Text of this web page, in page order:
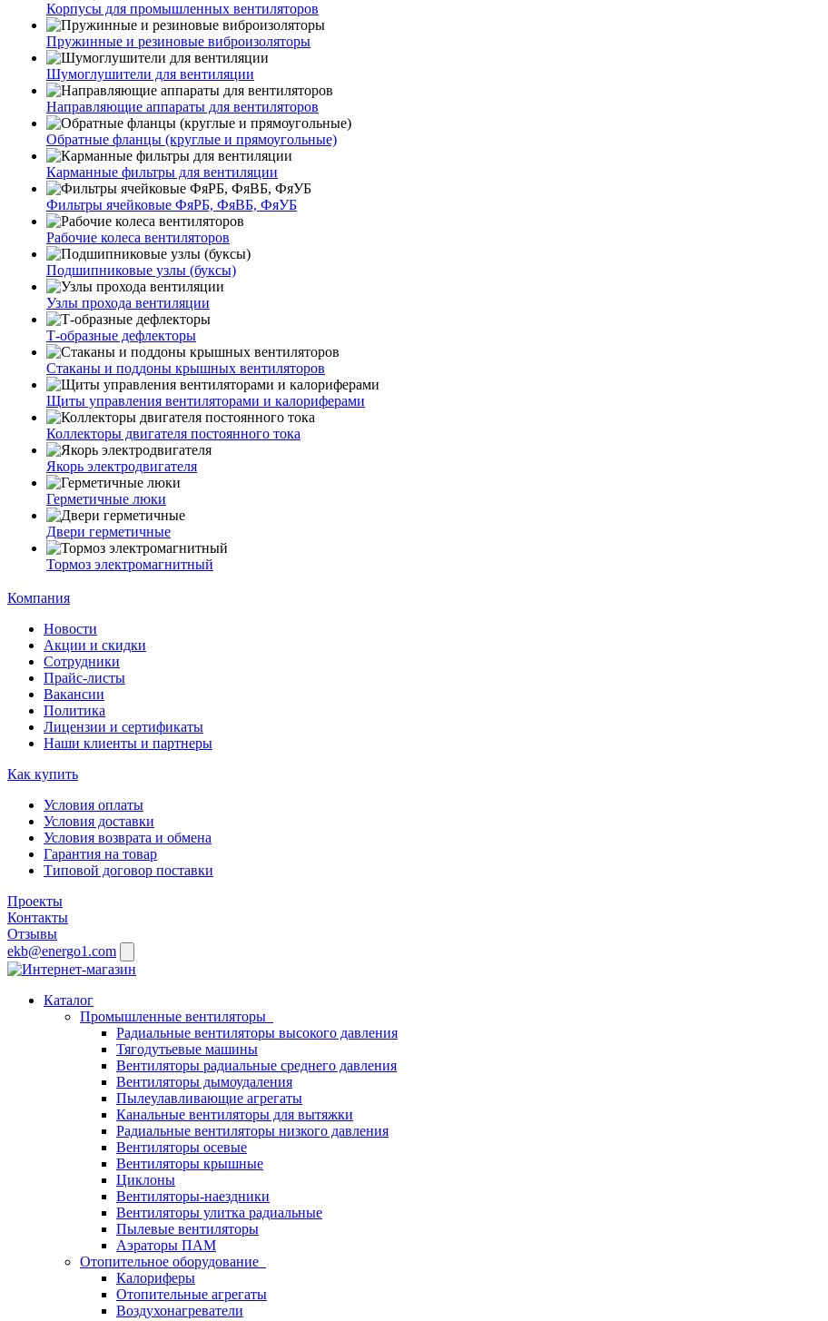
Корпусы для промышленных вентиляторов
Пружинные и резиновые виброизоляторы
Шумоглушители для вентиляции
Направляющие аппараты для вентиляторов
Обратные фланцы (круглые и прямоугольные)
Карманные фильтры для вентиляции
Фильтры ячейковые ФяРБ, ФяВБ, ФяУБ
Рабочие колеса вентиляторов
Подшипниковые узлы (буксы)
Узлы прохода вентиляции
Т-образные дефлекторы
Стаканы и поддоны крышных вентиляторов
Щиты управления вентиляторами и калориферами
Коллекторы двигателя постоянного тока
Якорь электродвигателя
Герметичные люки
Двери герметичные
Тормоз электромагнитный
Компания
Новости
Акции и скидки
Сотрудники
Прайс-листы
Вакансии
Политика
Лицензии и сертификаты
Наши клиенты и партнеры
Как купить
Условия оплаты
Условия доставки
Условия возврата и обмена
Гарантия на товар
Типовой договор поставки
Проекты
Контакты
Отзывы
ekb@energo1.com
Каталог
Промышленные вентиляторы
Радиальные вентиляторы высокого давления
Тягодутьевые машины
Вентиляторы радиальные среднего давления
Вентиляторы дымоудаления
Пылеулавливающие агрегаты
Канальные вентиляторы для вытяжки
Радиальные вентиляторы низкого давления
Вентиляторы осевые
Вентиляторы крышные
Циклоны
Вентиляторы-наездники
Вентиляторы улитка радиальные
Пылевые вентиляторы
Аэраторы ПАМ
Отопительное оборудование
Калориферы
Отопительные агрегаты
Воздухонагреватели